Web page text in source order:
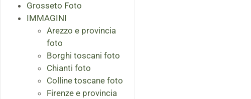
Grosseto Foto
IMMAGINI
Arezzo e provincia
foto
Borghi toscani foto
Chianti foto
Colline toscane foto
Firenze e provincia